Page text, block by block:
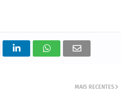
MAIS RECENTES